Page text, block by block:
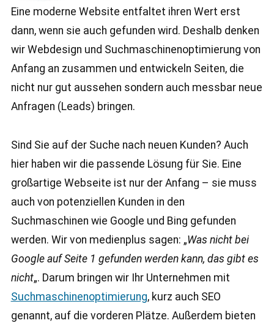
Eine moderne Website entfaltet ihren Wert erst
dann, wenn sie auch gefunden wird. Deshalb denken
wir Webdesign und Suchmaschinenoptimierung von
Anfang an zusammen und entwickeln Seiten, die
nicht nur gut aussehen sondern auch messbar neue
Anfragen (Leads) bringen.
Sind Sie auf der Suche nach neuen Kunden? Auch
hier haben wir die passende Lösung für Sie. Eine
großartige Webseite ist nur der Anfang – sie muss
auch von potenziellen Kunden in den
Suchmaschinen wie Google und Bing gefunden
werden. Wir von medienplus sagen: „Was nicht bei
Google auf Seite 1 gefunden werden kann, das gibt es
nicht„. Darum bringen wir Ihr Unternehmen mit
Suchmaschinenoptimierung, kurz auch SEO
genannt, auf die vorderen Plätze. Außerdem bieten